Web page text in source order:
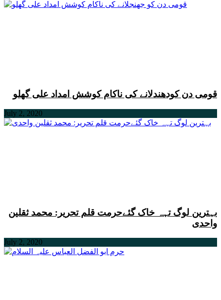
قومی دن کودھندلانے کی ناکام کوشش امداد علی گھلو
July 2, 2020
بہترین لوگ تہہ خاک گئےحرمت قلم تحریر: محمد ثقلین
واحدی
July 2, 2020